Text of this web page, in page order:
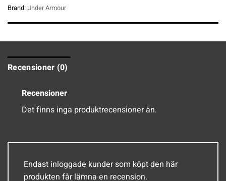
Brand: Under Armour
Recensioner (0)
Recensioner
Det finns inga produktrecensioner än.
Endast inloggade kunder som köpt den här
produkten får lämna en recension.